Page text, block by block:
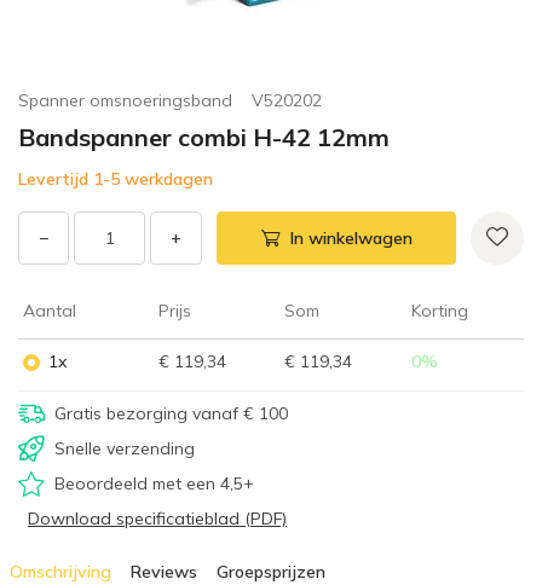
Spanner omsnoeringsband V520202
Bandspanner combi H-42 12mm
Levertijd 1-5 werkdagen
− + In winkelwagen
Aantal Prijs Som Korting
1x € 119,34 € 119,34 0%
Gratis bezorging vanaf € 100
Snelle verzending
Beoordeeld met een 4,5+
Download specificatieblad (PDF)
Omschrijving Reviews Groepsprijzen